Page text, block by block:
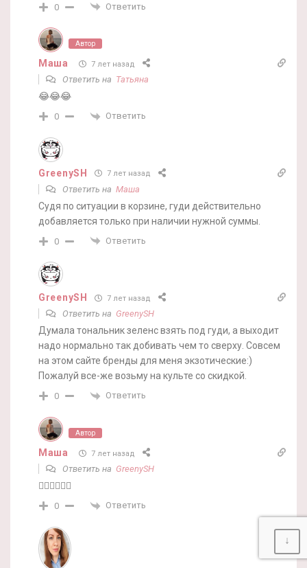
0 Ответить
Автор
Маша 7 лет назад
Ответить на Татьяна
😂😂😂
0 Ответить
GreenySH 7 лет назад
Ответить на Маша
Судя по ситуации в корзине, гуди действительно
добавляется только при наличии нужной суммы.
0 Ответить
GreenySH 7 лет назад
Ответить на GreenySH
Думала тональник зеленс взять под гуди, а выходит
надо нормально так добивать чем то сверху. Совсем
на этом сайте бренды для меня экзотические:)
Пожалуй все-же возьму на культе со скидкой.
0 Ответить
Автор
Маша 7 лет назад
Ответить на GreenySH
🤷‍♀️🤷‍♀️🤷‍♀️
0 Ответить
↓